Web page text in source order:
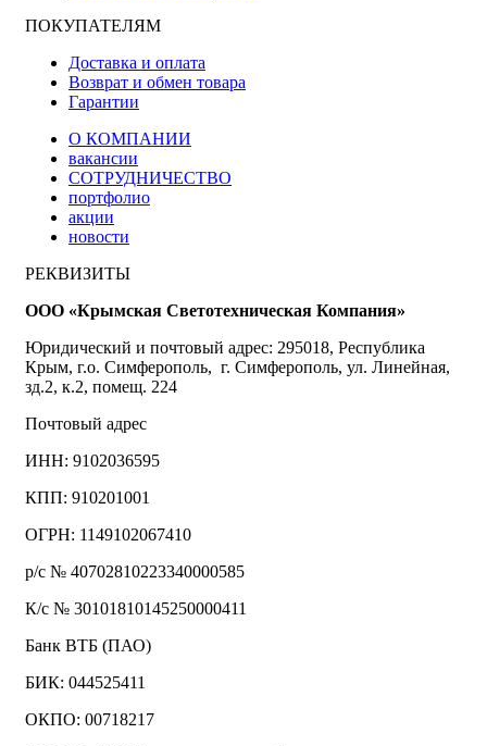
ПОКУПАТЕЛЯМ
Доставка и оплата
Возврат и обмен товара
Гарантии
О КОМПАНИИ
вакансии
СОТРУДНИЧЕСТВО
портфолио
акции
новости
РЕКВИЗИТЫ
ООО «Крымская Светотехническая Компания»
Юридический и почтовый адрес: 295018, Республика
Крым, г.о. Симферополь, г. Симферополь, ул. Линейная,
зд.2, к.2, помещ. 224
Почтовый адрес
ИНН: 9102036595
КПП: 910201001
ОГРН: 1149102067410
р/с № 40702810223340000585
К/с № 30101810145250000411
Банк ВТБ (ПАО)
БИК: 044525411
ОКПО: 00718217